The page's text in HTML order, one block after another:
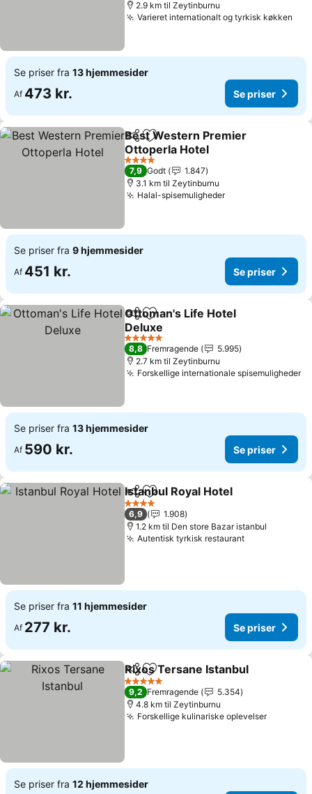
2.9 km til Zeytinburnu
Varieret internationalt og tyrkisk køkken
Se priser fra 13 hjemmesider
Af 473 kr. Se priser
Del Føj til favoritter
Best Western Premier
Ottoperla Hotel
4 Stjerner
7,9 Godt
1.847
3.1 km til Zeytinburnu
Halal-spisemuligheder
Se priser fra 9 hjemmesider
Af 451 kr. Se priser
Del Føj til favoritter
Ottoman's Life Hotel
Deluxe
5 Stjerner
8,8 Fremragende
5.995
2.7 km til Zeytinburnu
Forskellige internationale spisemuligheder
Se priser fra 13 hjemmesider
Af 590 kr. Se priser
Del Føj til favoritter
Istanbul Royal Hotel
4 Stjerner
6,9
1.908
1.2 km til Den store Bazar istanbul
Autentisk tyrkisk restaurant
Se priser fra 11 hjemmesider
Af 277 kr. Se priser
Del Føj til favoritter
Rixos Tersane Istanbul
5 Stjerner
9,2 Fremragende
5.354
4.8 km til Zeytinburnu
Forskellige kulinariske oplevelser
Se priser fra 12 hjemmesider